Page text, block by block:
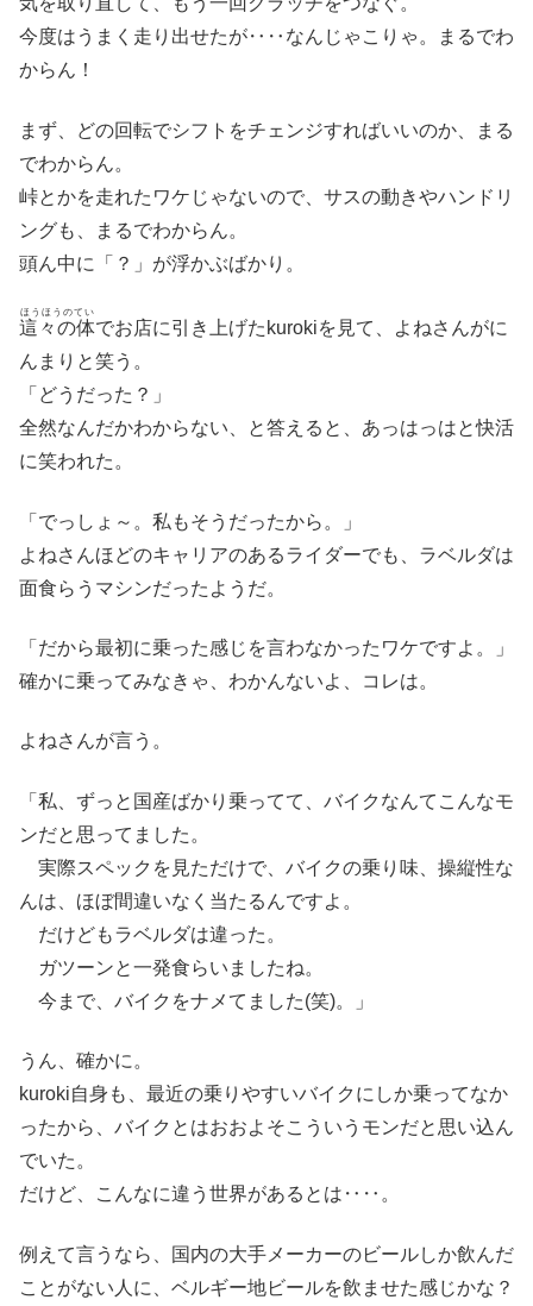
今度はうまく走り出せたが‥‥なんじゃこりゃ。まるでわ
からん！
まず、どの回転でシフトをチェンジすればいいのか、まる
でわからん。
峠とかを走れたワケじゃないので、サスの動きやハンドリ
ングも、まるでわからん。
頭ん中に「？」が浮かぶばかり。
這々の体
ほうほうのてい
でお店に引き上げたkurokiを見て、よねさんがに
んまりと笑う。
「どうだった？」
全然なんだかわからない、と答えると、あっはっはと快活
に笑われた。
「でっしょ～。私もそうだったから。」
よねさんほどのキャリアのあるライダーでも、ラベルダは
面食らうマシンだったようだ。
「だから最初に乗った感じを言わなかったワケですよ。」
確かに乗ってみなきゃ、わかんないよ、コレは。
よねさんが言う。
「私、ずっと国産ばかり乗ってて、バイクなんてこんなモ
ンだと思ってました。
実際スペックを見ただけで、バイクの乗り味、操縦性な
んは、ほぼ間違いなく当たるんですよ。
だけどもラベルダは違った。
ガツーンと一発食らいましたね。
今まで、バイクをナメてました(笑)。」
うん、確かに。
kuroki自身も、最近の乗りやすいバイクにしか乗ってなか
ったから、バイクとはおおよそこういうモンだと思い込ん
でいた。
だけど、こんなに違う世界があるとは‥‥。
例えて言うなら、国内の大手メーカーのビールしか飲んだ
ことがない人に、ベルギー地ビールを飲ませた感じかな？